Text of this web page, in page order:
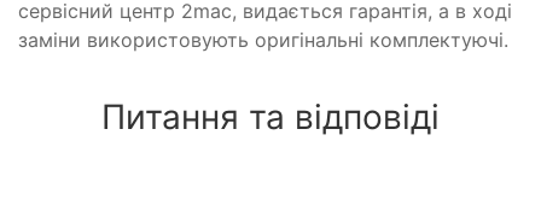
сервісний центр 2mac, видається гарантія, а в ході
заміни використовують оригінальні комплектуючі.
Питання та відповіді